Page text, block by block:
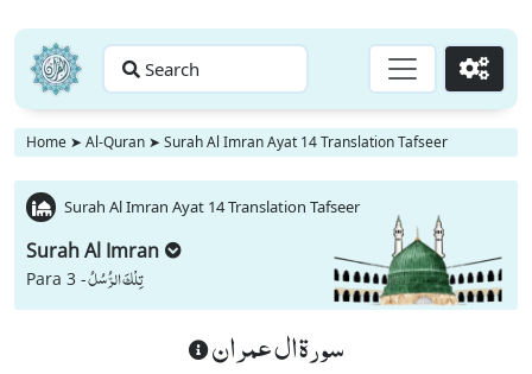
Search Go
Home ➤ Al-Quran ➤ Surah Al Imran Ayat 14 Translation Tafseer
Surah Al Imran Ayat 14 Translation Tafseer
Surah Al Imran
Para 3 -تِلْكَ الرُّسُلُ
سورة ال عمران